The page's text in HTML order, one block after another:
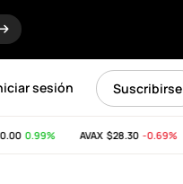
Suscribirse
sesión
0.99% AVAX$28.30 -0.69%